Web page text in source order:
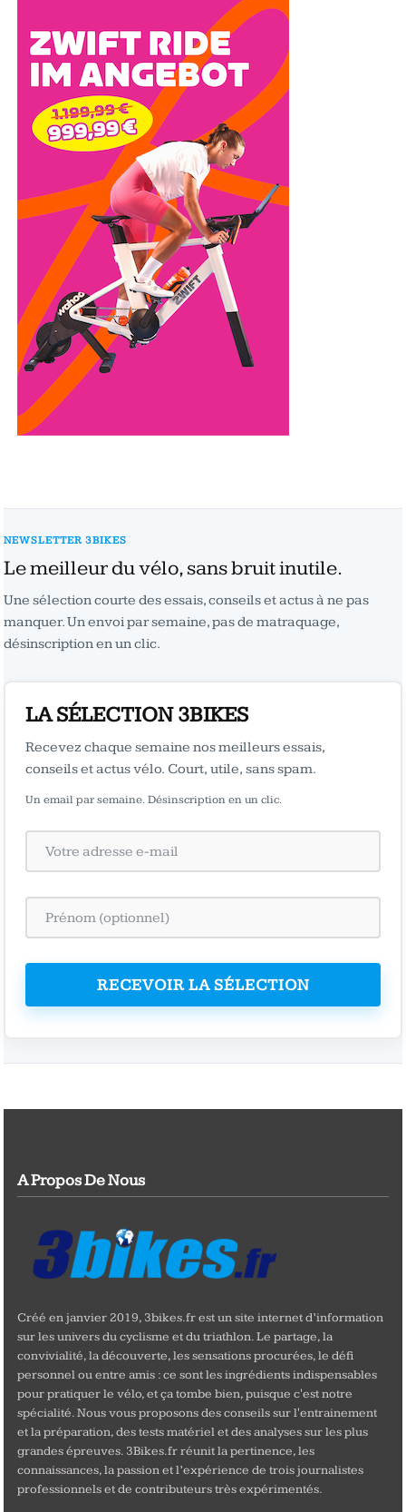
NEWSLETTER 3BIKES
Le meilleur du vélo, sans bruit inutile.
Une sélection courte des essais, conseils et actus à ne pas
manquer. Un envoi par semaine, pas de matraquage,
désinscription en un clic.
LA SÉLECTION 3BIKES
Recevez chaque semaine nos meilleurs essais,
conseils et actus vélo. Court, utile, sans spam.
Un email par semaine. Désinscription en un clic.
RECEVOIR LA SÉLECTION
A Propos De Nous
Créé en janvier 2019, 3bikes.fr est un site internet d’information
sur les univers du cyclisme et du triathlon. Le partage, la
convivialité, la découverte, les sensations procurées, le défi
personnel ou entre amis : ce sont les ingrédients indispensables
pour pratiquer le vélo, et ça tombe bien, puisque c'est notre
spécialité. Nous vous proposons des conseils sur l'entrainement
et la préparation, des tests matériel et des analyses sur les plus
grandes épreuves. 3Bikes.fr réunit la pertinence, les
connaissances, la passion et l’expérience de trois journalistes
professionnels et de contributeurs très expérimentés.